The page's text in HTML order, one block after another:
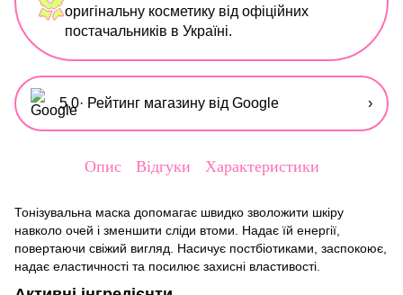
оригінальну косметику від офіційних
постачальників в Україні.
5,0· Рейтинг магазину від Google ›
Опис Відгуки Характеристики
Тонізувальна маска допомагає швидко зволожити шкіру
навколо очей і зменшити сліди втоми. Надає їй енергії,
повертаючи свіжий вигляд. Насичує постбіотиками, заспокоює,
надає еластичності та посилює захисні властивості.